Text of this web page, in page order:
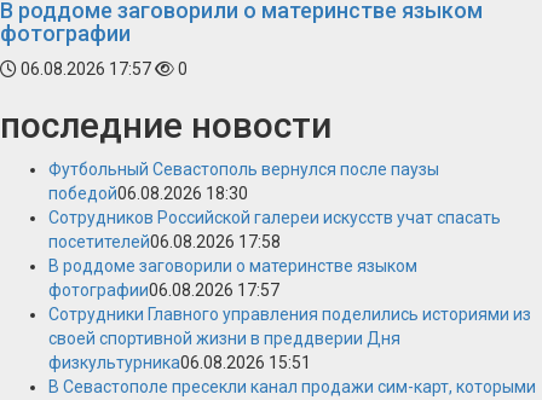
В роддоме заговорили о материнстве языком
фотографии
06.08.2026 17:57 0
последние новости
Футбольный Севастополь вернулся после паузы
победой06.08.2026 18:30
Сотрудников Российской галереи искусств учат спасать
посетителей06.08.2026 17:58
В роддоме заговорили о материнстве языком
фотографии06.08.2026 17:57
Сотрудники Главного управления поделились историями из
своей спортивной жизни в преддверии Дня
физкультурника06.08.2026 15:51
В Севастополе пресекли канал продажи сим-карт, которыми